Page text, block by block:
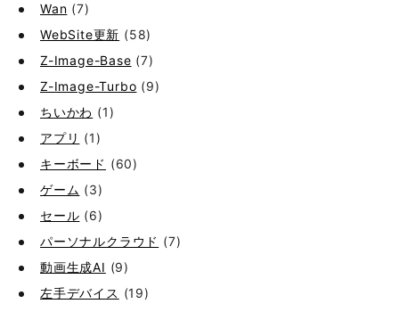
Wan (7)
WebSite更新 (58)
Z-Image-Base (7)
Z-Image-Turbo (9)
ちいかわ (1)
アプリ (1)
キーボード (60)
ゲーム (3)
セール (6)
パーソナルクラウド (7)
動画生成AI (9)
左手デバイス (19)